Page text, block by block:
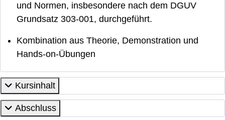
und Normen, insbesondere nach dem DGUV
Grundsatz 303-001, durchgeführt.
Kombination aus Theorie, Demonstration und
Hands-on-Übungen
Kursinhalt
Abschluss